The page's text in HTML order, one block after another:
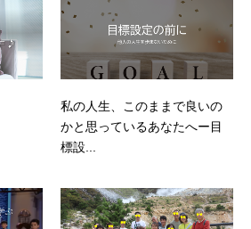
私の人生、このままで良いの
かと思っているあなたへー目
標設...